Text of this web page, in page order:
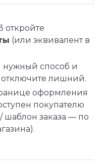
откройте
(или эквивалент в
нужный способ и
лишний.
оформления
покупателю
шаблон заказа — по